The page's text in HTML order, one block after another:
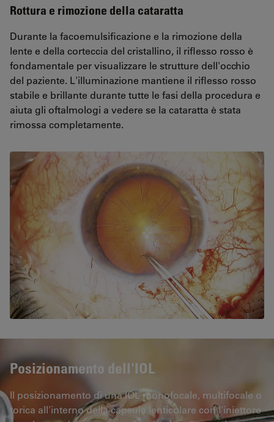
Rottura e rimozione della cataratta
Durante la facoemulsificazione e la rimozione della
lente e della corteccia del cristallino, il riflesso rosso è
fondamentale per visualizzare le strutture dell'occhio
del paziente. L'illuminazione mantiene il riflesso rosso
stabile e brillante durante tutte le fasi della procedura e
aiuta gli oftalmologi a vedere se la cataratta è stata
rimossa completamente.
Posizionamento dell'IOL
Il posizionamento di una IOL monofocale, multifocale o
torica all'interno della capsula lenticolare con l'iniettore